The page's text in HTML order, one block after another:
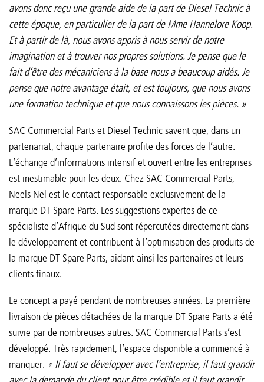
avons donc reçu une grande aide de la part de Diesel Technic à
cette époque, en particulier de la part de Mme Hannelore Koop.
Et à partir de là, nous avons appris à nous servir de notre
imagination et à trouver nos propres solutions. Je pense que le
fait d’être des mécaniciens à la base nous a beaucoup aidés. Je
pense que notre avantage était, et est toujours, que nous avons
une formation technique et que nous connaissons les pièces. »
SAC Commercial Parts et Diesel Technic savent que, dans un
partenariat, chaque partenaire profite des forces de l’autre.
L’échange d’informations intensif et ouvert entre les entreprises
est inestimable pour les deux. Chez SAC Commercial Parts,
Neels Nel est le contact responsable exclusivement de la
marque DT Spare Parts. Les suggestions expertes de ce
spécialiste d’Afrique du Sud sont répercutées directement dans
le développement et contribuent à l’optimisation des produits de
la marque DT Spare Parts, aidant ainsi les partenaires et leurs
clients finaux.
Le concept a payé pendant de nombreuses années. La première
livraison de pièces détachées de la marque DT Spare Parts a été
suivie par de nombreuses autres. SAC Commercial Parts s’est
développé. Très rapidement, l’espace disponible a commencé à
manquer. « Il faut se développer avec l’entreprise, il faut grandir